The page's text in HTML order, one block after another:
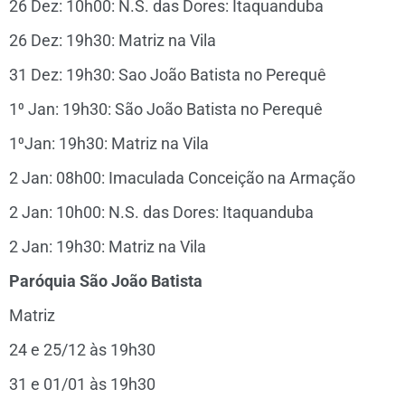
26 Dez: 10h00: N.S. das Dores: Itaquanduba
26 Dez: 19h30: Matriz na Vila
31 Dez: 19h30: Sao João Batista no Perequê
1⁰ Jan: 19h30: São João Batista no Perequê
1⁰Jan: 19h30: Matriz na Vila
2 Jan: 08h00: Imaculada Conceição na Armação
2 Jan: 10h00: N.S. das Dores: Itaquanduba
2 Jan: 19h30: Matriz na Vila
Paróquia São João Batista
Matriz
24 e 25/12 às 19h30
31 e 01/01 às 19h30